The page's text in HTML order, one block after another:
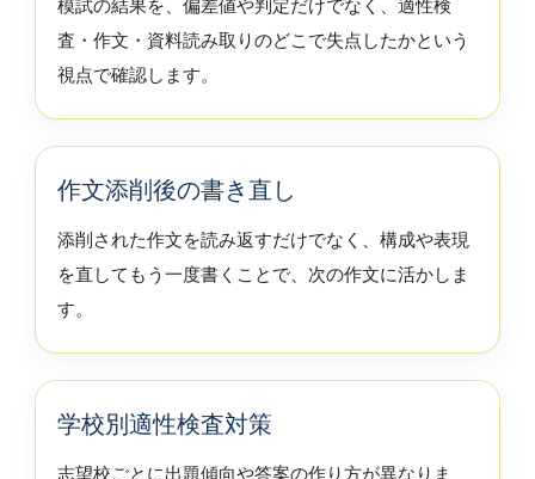
模試の結果を、偏差値や判定だけでなく、適性検
査・作文・資料読み取りのどこで失点したかという
視点で確認します。
作文添削後の書き直し
添削された作文を読み返すだけでなく、構成や表現
を直してもう一度書くことで、次の作文に活かしま
す。
学校別適性検査対策
志望校ごとに出題傾向や答案の作り方が異なりま